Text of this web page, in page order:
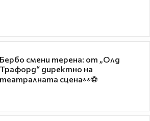
Бербо смени терена: от „Олд
Трафорд“ директно на
театралната сцена👀⚽